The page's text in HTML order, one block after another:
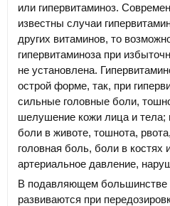
или гипервитаминоз.
известны случаи
других витаминов, то
гипервитаминоза при
не установлена.
острой форме, так, при
сильные головные боли,
шелушение кожи лица и тела;
боли в животе, тошнота,
головная боль, боли в
артериальное давление,
В подавляющем большинстве
развиваются при